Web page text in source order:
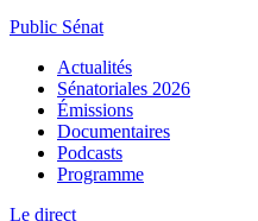
Public Sénat
Actualités
Sénatoriales 2026
Émissions
Documentaires
Podcasts
Programme
Le direct